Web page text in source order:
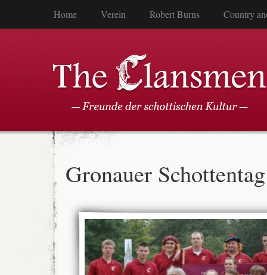
Home Verein Robert Burns Country
Gronauer Schottentag